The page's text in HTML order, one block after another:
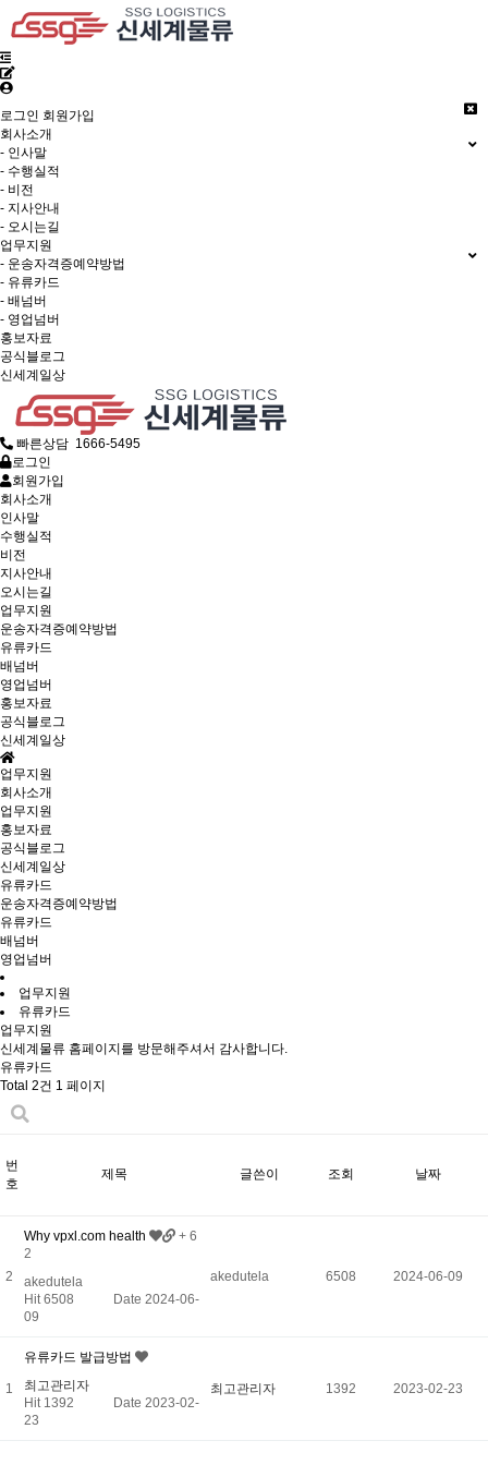
로그인 회원가입
회사소개
- 인사말
- 수행실적
- 비전
- 지사안내
- 오시는길
업무지원
- 운송자격증예약방법
- 유류카드
- 배넘버
- 영업넘버
홍보자료
공식블로그
신세계일상
빠른상담 1666-5495
로그인
회원가입
회사소개
인사말
수행실적
비전
지사안내
오시는길
업무지원
운송자격증예약방법
유류카드
배넘버
영업넘버
홍보자료
공식블로그
신세계일상
업무지원
회사소개
업무지원
홍보자료
공식블로그
신세계일상
유류카드
운송자격증예약방법
유류카드
배넘버
영업넘버
업무지원
유류카드
업무지원
신세계물류 홈페이지를 방문해주셔서 감사합니다.
유류카드
Total 2건 1 페이지
번
호
제목 글쓴이 조회 날짜
2
Why vpxl.com health
+ 6
2
akedutela
Hit 6508
Date 2024-06-
09
akedutela 6508 2024-06-09
1
유류카드 발급방법
최고관리자
Hit 1392
Date 2023-02-
23
최고관리자 1392 2023-02-23